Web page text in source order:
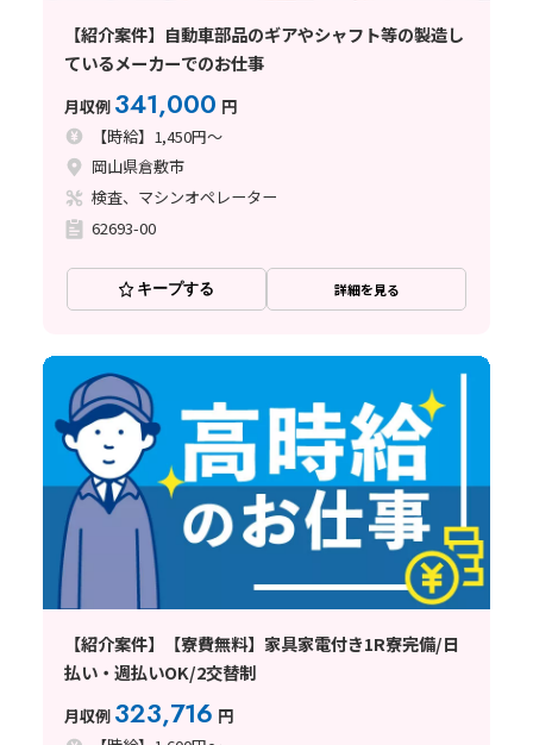
【紹介案件】自動車部品のギアやシャフト等の製造し
ているメーカーでのお仕事
月収例 341,000 円
【時給】1,450円～
岡山県倉敷市
検査、マシンオペレーター
62693-00
キープする 詳細を見る
【紹介案件】【寮費無料】家具家電付き1R寮完備/日
払い・週払いOK/2交替制
月収例 323,716 円